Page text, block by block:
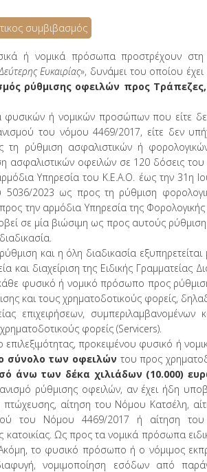
συμβιβασμός
ή νομικά πρόσωπα προστρέχουν στη
Ευκαιρίας», δυνάμει του οποίου
ρύθμισης οφειλών προς
φυσικών ή νομικών προσώπων που είτε
του νόμου 4469/2017, είτε δεν
ρύθμιση ασφαλιστικών ή
ασφαλιστικών οφειλών σε 120 δόσεις
Υπηρεσία του Κ.Ε.Α.Ο. έως την 31η
5036/2023 ως προς τη ρύθμιση
την αρμόδια Υπηρεσία της
σε μία βιώσιμη ως προς αυτούς
και η όλη διαδικασία
και διαχείριση της Ειδικής Γραμματείας
φυσικό ή νομικό πρόσωπο προς
και τους χρηματοδοτικούς φορείς,
επιχειρήσεων,
φορείς (Servicers).
επιλεξιμότητας, προκειμένου φυσικό ή
σύνολο των οφειλών του προς
άνω των δέκα χιλιάδων (10.000)
ρύθμισης οφειλών, αν έχει ήδη
πτώχευσης, αίτηση του Νόμου Κατσέλη,
του Νόμου 4469/2017 ή αίτηση
Ως προς τα νομικά πρόσωπα
το φυσικό πρόσωπο ή ο νόμιμος
νομιμοποίηση εσόδων από